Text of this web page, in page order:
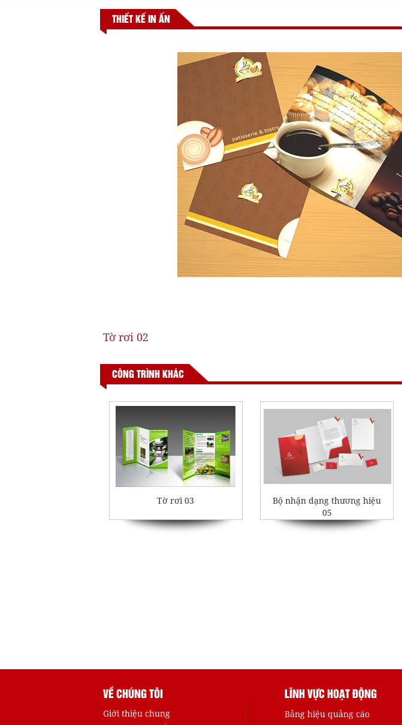
THIẾT KẾ IN ẤN
Tờ rơi 02
CÔNG TRÌNH KHÁC
Tờ rơi 03
Bộ nhận dạng thương hiệu
05
VỀ CHÚNG TÔI
Giới thiệu chung
LĨNH VỰC HOẠT ĐỘNG
Bảng hiệu quảng cáo